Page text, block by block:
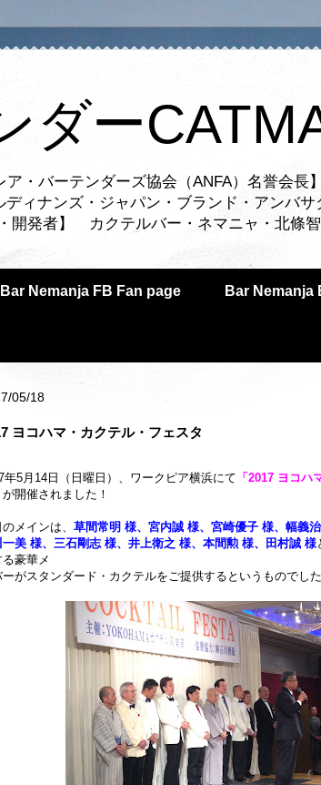
ダー
ア・バーテンダーズ協会（ANFA）名誉会長
ディナンズ・ジャパン・ブランド・アンバ
開発者】 カクテルバー・ネマニャ・北條智
Bar Nemanja FB Fan page Bar Nemanja
05/18
ヨコハマ・カクテル・フェスタ
年5月14日（日曜日）、ワークピア横浜にて 「2017 ヨコハ
が開催されました！
メインは、 草間常明 様、宮内誠 様、宮崎優子 様、幅義
一美 様、三石剛志 様、井上衛之 様、本間勲 様、田村誠 様
豪華メ
ーがスタンダード・カクテルをご提供するというものでした